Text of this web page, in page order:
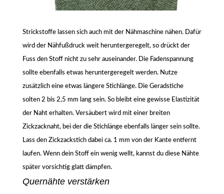
Strickstoffe lassen sich auch mit der Nähmaschine nähen. Dafür
wird der Nähfußdruck weit heruntergeregelt, so drückt der
Fuss den Stoff nicht zu sehr auseinander. Die Fadenspannung
sollte ebenfalls etwas heruntergeregelt werden. Nutze
zusätzlich eine etwas längere Stichlänge. Die Geradstiche
solten 2 bis 2,5 mm lang sein. So bleibt eine gewisse Elastizität
der Naht erhalten. Versäubert wird mit einer breiten
Zickzacknaht, bei der die Stichlänge ebenfalls länger sein sollte.
Lass den Zickzackstich dabei ca. 1 mm von der Kante entfernt
laufen. Wenn dein Stoff ein wenig wellt, kannst du diese Nähte
später vorsichtig glatt dämpfen.
Quernähte verstärken